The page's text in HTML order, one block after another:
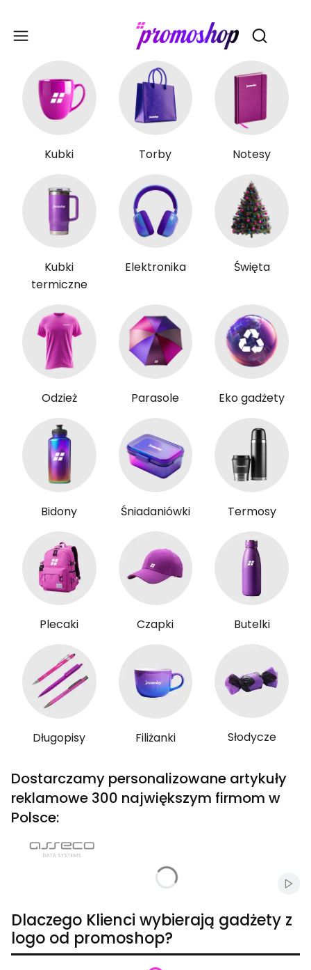
Otwórz
Kubki Torby Notesy
Kubki
termiczne
Elektronika Święta
Odzież Parasole Eko gadżety
Bidony Śniadaniówki Termosy
Plecaki Czapki Butelki
Długopisy Filiżanki Słodycze
Dostarczamy personalizowane artykuły
reklamowe 300 największym firmom w
Polsce:
Dlaczego Klienci wybierają gadżety z
logo od promoshop?